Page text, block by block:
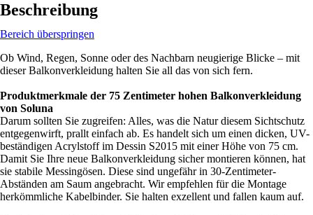
Beschreibung
Bereich überspringen
Ob Wind, Regen, Sonne oder des Nachbarn neugierige Blicke – mit
dieser Balkonverkleidung halten Sie all das von sich fern.
Produktmerkmale der 75 Zentimeter hohen Balkonverkleidung
von Soluna
Darum sollten Sie zugreifen: Alles, was die Natur diesem Sichtschutz
entgegenwirft, prallt einfach ab. Es handelt sich um einen dicken, UV-
beständigen Acrylstoff im Dessin S2015 mit einer Höhe von 75 cm.
Damit Sie Ihre neue Balkonverkleidung sicher montieren können, hat
sie stabile Messingösen. Diese sind ungefähr in 30-Zentimeter-
Abständen am Saum angebracht. Wir empfehlen für die Montage
herkömmliche Kabelbinder. Sie halten exzellent und fallen kaum auf.